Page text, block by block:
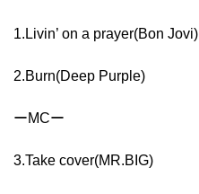
1.Livin’ on a prayer(Bon Jovi)
2.Burn(Deep Purple)
ーMCー
3.Take cover(MR.BIG)